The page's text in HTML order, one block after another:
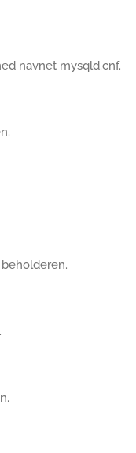
navnet mysqld.cnf.